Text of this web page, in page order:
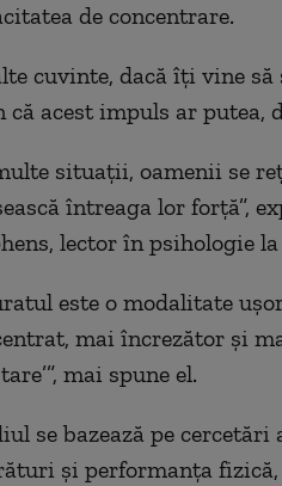
de concentrare.
cuvinte, dacă îți vine
că acest impuls ar putea,
situații, oamenii se
întreaga lor forță”,
lector în psihologie
este o modalitate
mai încrezător și
mai spune el.
se bazează pe
și performanța